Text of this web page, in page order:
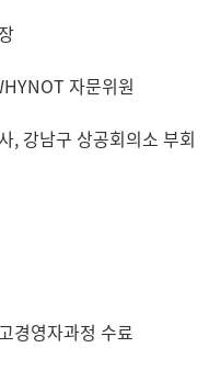
자문위원
, 강남구 상공회의소 부회
경영자과정 수료